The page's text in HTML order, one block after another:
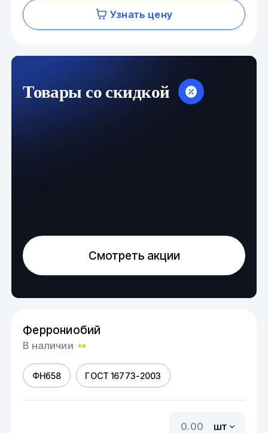
Узнать цену
Товары со скидкой
Смотреть акции
Феррониобий
В наличии
ФНб58 ГОСТ 16773-2003
шт